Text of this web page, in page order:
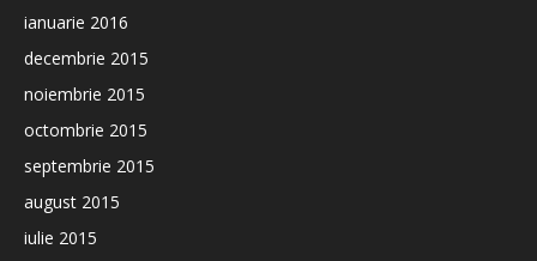
ianuarie 2016
decembrie 2015
noiembrie 2015
octombrie 2015
septembrie 2015
august 2015
iulie 2015